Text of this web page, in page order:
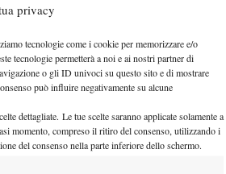
privacy
tecnologie come i cookie per memorizzare e/o
tecnologie permetterà a noi e ai nostri partner di
o gli ID univoci su questo sito e di mostrare
può influire negativamente su alcune
dettagliate. Le tue scelte saranno applicate solamente a
momento, compreso il ritiro del consenso, utilizzando i
del consenso nella parte inferiore dello schermo.